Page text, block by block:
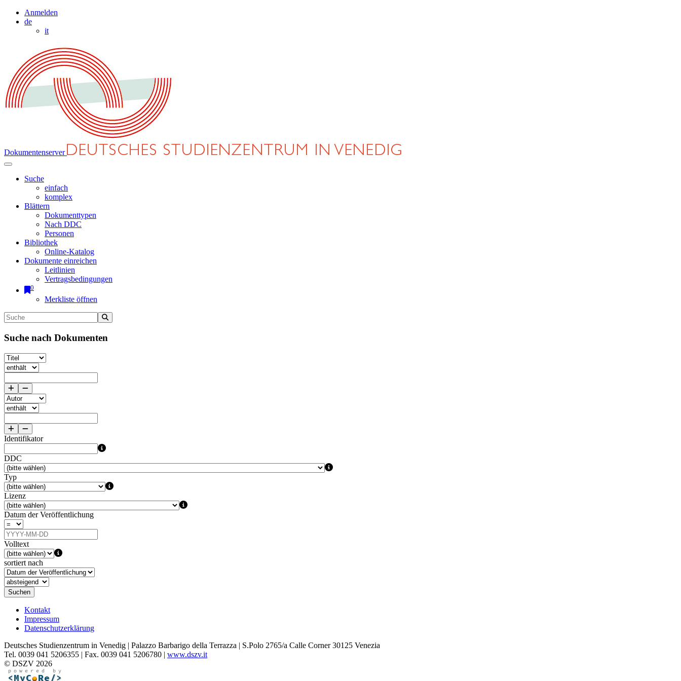
Anmelden
de
it
Dokumentenserver
Suche
einfach
komplex
Blättern
Dokumenttypen
Nach DDC
Personen
Bibliothek
Online-Katalog
Dokumente einreichen
Leitlinien
Vertragsbedingungen
0
Merkliste öffnen
Suche nach Dokumenten
Identifikator
DDC
Typ
Lizenz
Datum der Veröffentlichung
Volltext
sortiert nach
Suchen
Kontakt
Impressum
Datenschutzerklärung
Deutsches Studienzentrum in Venedig | Palazzo Barbarigo della Terrazza | S.Polo 2765/a Calle Corner 30125 Venezia
Tel. 0039 041 5206355 | Fax. 0039 041 5206780 | www.dszv.it
© DSZV 2026